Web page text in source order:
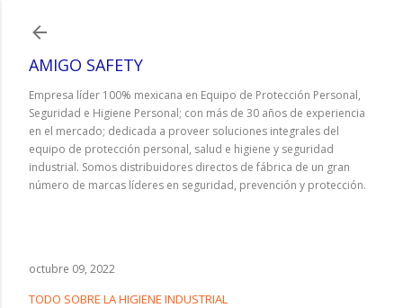
AMIGO SAFETY
Empresa líder 100% mexicana en Equipo de Protección Personal,
Seguridad e Higiene Personal; con más de 30 años de experiencia
en el mercado; dedicada a proveer soluciones integrales del
equipo de protección personal, salud e higiene y seguridad
industrial. Somos distribuidores directos de fábrica de un gran
número de marcas líderes en seguridad, prevención y protección.
octubre 09, 2022
TODO SOBRE LA HIGIENE INDUSTRIAL